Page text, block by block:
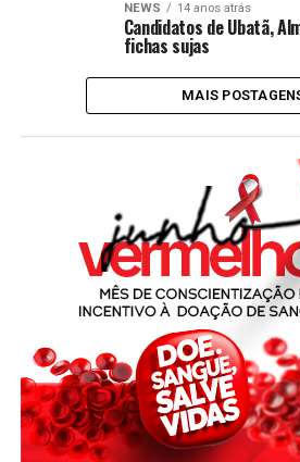
NEWS 14 anos atrás
Candidatos de Ubatã,
fichas sujas
MAIS